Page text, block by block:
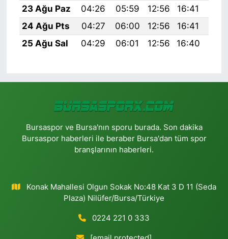
23 Ağu Paz
04:26 05:59 12:56 16:41
24 Ağu Pts
04:27 06:00 12:56 16:41
25 Ağu Sal
04:29 06:01 12:56 16:40
Bursaspor ve Bursa'nın sporu burada. Son dakika
Bursaspor haberleri ile beraber Bursa'dan tüm spor
branşlarının haberleri.
Konak Mahallesi Olgun Sokak No:48 Kat 3 D 11 (Seda
Plaza) Nilüfer/Bursa/Türkiye
0224 221 0 333